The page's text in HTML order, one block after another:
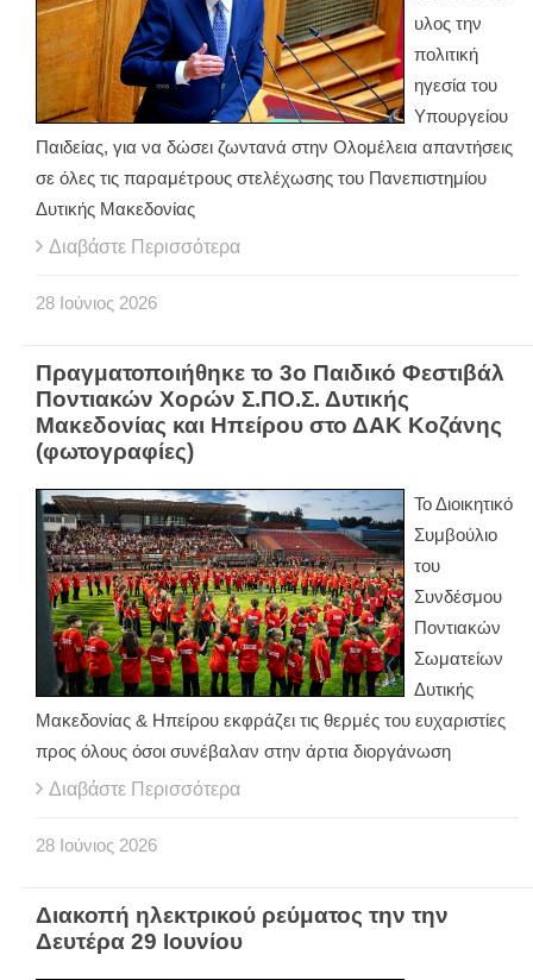
υλος την
πολιτική
ηγεσία του
Υπουργείου
Παιδείας, για να δώσει ζωντανά στην Ολομέλεια απαντήσεις
σε όλες τις παραμέτρους στελέχωσης του Πανεπιστημίου
Δυτικής Μακεδονίας
Διαβάστε Περισσότερα
28 Ιούνιος 2026
Πραγματοποιήθηκε το 3ο Παιδικό Φεστιβάλ
Ποντιακών Χορών Σ.ΠΟ.Σ. Δυτικής
Μακεδονίας και Ηπείρου στο ΔΑΚ Κοζάνης
(φωτογραφίες)
Το Διοικητικό
Συμβούλιο
του
Συνδέσμου
Ποντιακών
Σωματείων
Δυτικής
Μακεδονίας & Ηπείρου εκφράζει τις θερμές του ευχαριστίες
προς όλους όσοι συνέβαλαν στην άρτια διοργάνωση
Διαβάστε Περισσότερα
28 Ιούνιος 2026
Διακοπή ηλεκτρικού ρεύματος την την
Δευτέρα 29 Ιουνίου